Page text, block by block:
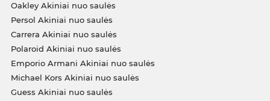
Oakley Akiniai nuo saulės
Persol Akiniai nuo saulės
Carrera Akiniai nuo saulės
Polaroid Akiniai nuo saulės
Emporio Armani Akiniai nuo saulės
Michael Kors Akiniai nuo saulės
Guess Akiniai nuo saulės